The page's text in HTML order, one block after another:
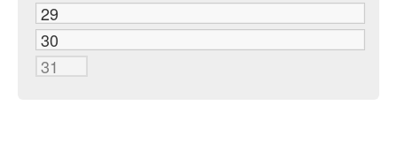
29
30
31